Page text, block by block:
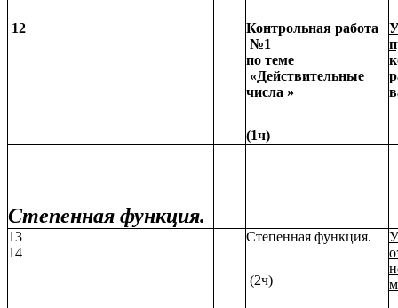
12
Контрольная работа
№1
по теме
«Действительные
числа »
(1ч)
Степенная функция.
13
14
Степенная функция.
(2ч)